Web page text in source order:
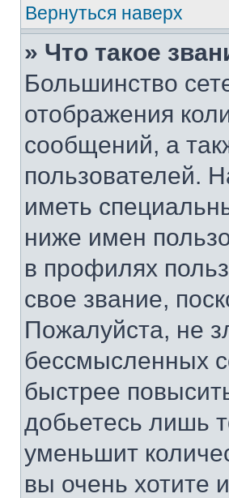
Вернуться наверх
» Что такое
Большинство
отображения
сообщений, а
пользователей.
иметь
ниже имен
в профилях
свое звание,
Пожалуйста, не
бессмысленных
быстрее
добьетесь лишь
уменьшит
вы очень хотите